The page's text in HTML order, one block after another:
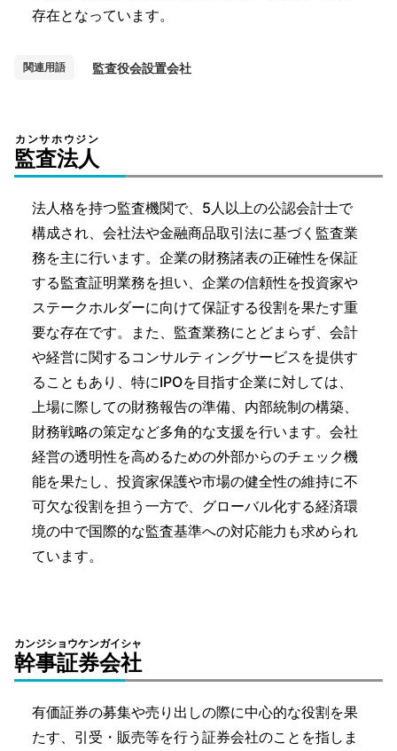
存在となっています。
関連用語 監査役会設置会社
監査法人
カンサホウジン
法人格を持つ監査機関で、5人以上の公認会計士で
構成され、会社法や金融商品取引法に基づく監査業
務を主に行います。企業の財務諸表の正確性を保証
する監査証明業務を担い、企業の信頼性を投資家や
ステークホルダーに向けて保証する役割を果たす重
要な存在です。また、監査業務にとどまらず、会計
や経営に関するコンサルティングサービスを提供す
ることもあり、特にIPOを目指す企業に対しては、
上場に際しての財務報告の準備、内部統制の構築、
財務戦略の策定など多角的な支援を行います。会社
経営の透明性を高めるための外部からのチェック機
能を果たし、投資家保護や市場の健全性の維持に不
可欠な役割を担う一方で、グローバル化する経済環
境の中で国際的な監査基準への対応能力も求められ
ています。
幹事証券会社
カンジショウケンガイシャ
有価証券の募集や売り出しの際に中心的な役割を果
たす、引受・販売等を行う証券会社のことを指しま